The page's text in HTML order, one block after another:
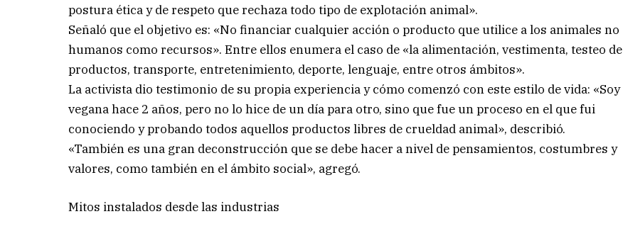
postura ética y de respeto que rechaza todo tipo de explotación animal».
Señaló que el objetivo es: «No financiar cualquier acción o producto que utilice a los animales no
humanos como recursos». Entre ellos enumera el caso de «la alimentación, vestimenta, testeo de
productos, transporte, entretenimiento, deporte, lenguaje, entre otros ámbitos».
La activista dio testimonio de su propia experiencia y cómo comenzó con este estilo de vida: «Soy
vegana hace 2 años, pero no lo hice de un día para otro, sino que fue un proceso en el que fui
conociendo y probando todos aquellos productos libres de crueldad animal», describió.
«También es una gran deconstrucción que se debe hacer a nivel de pensamientos, costumbres y
valores, como también en el ámbito social», agregó.
Mitos instalados desde las industrias